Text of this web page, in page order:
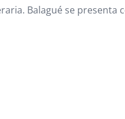
Balagué se presenta